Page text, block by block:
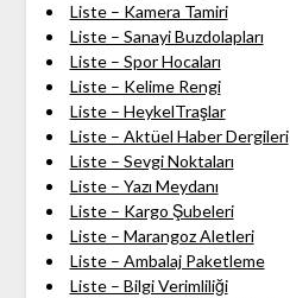
Liste – Kamera Tamiri
Liste – Sanayi Buzdolapları
Liste – Spor Hocaları
Liste – Kelime Rengi
Liste – HeykelTraşlar
Liste – Aktüel Haber Dergileri
Liste – Sevgi Noktaları
Liste – Yazı Meydanı
Liste – Kargo Şubeleri
Liste – Marangoz Aletleri
Liste – Ambalaj Paketleme
Liste – Bilgi Verimliliği